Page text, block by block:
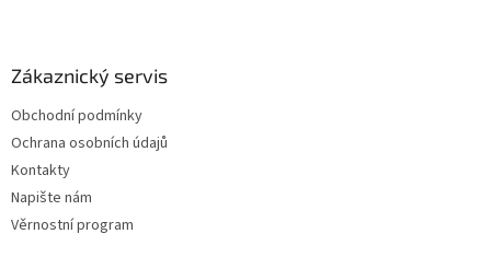
Zákaznický servis
Obchodní podmínky
Ochrana osobních údajů
Kontakty
Napište nám
Věrnostní program